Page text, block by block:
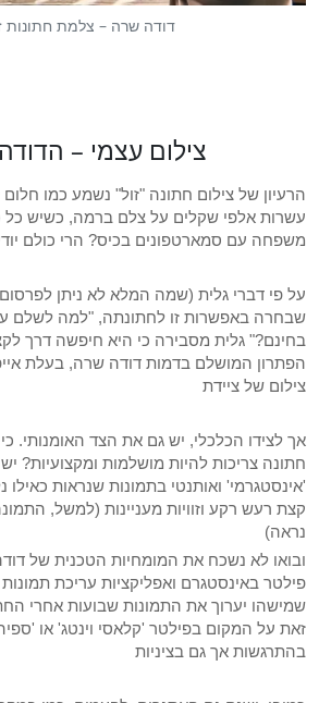
דודה שרה – צלמת חתונות
צילום עצמי –
הרעיון של צילום חתונה "זול" נשמע כמו
עשרות אלפי שקלים על צלם ברמה, כשיש כל
משפחה עם סמארטפונים בכיס? הרי כולם
על פי דברי גלית (שמה המלא לא ניתן
שבחרה באפשרות זו לחתונתה, "למה לשלם
בחינם?" גלית מסבירה כי היא חיפשה דרך
צילום של ציידת
אך לצידו הכלכלי, יש גם את הצד האומנותי.
חתונה צריכות להיות מושלמות ומקצועיות?
'אינסטגרמי' ואותנטי בתמונות שנראות
קצת רעש רקע וזוויות מעניינות (למשל,
נראה)
ובואו לא נשכח את המומחיות הטכנית של
פילטר באינסטגרם ואפליקציות עריכת
שמישהו יערוך את התמונות שבועות אחרי
זאת על המקום בפילטר 'קלאסי וינטג' או
בהתרגשות אך גם בציניות